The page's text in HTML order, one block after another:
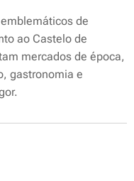
de
ao Castelo de
mercados de época,
gastronomia e